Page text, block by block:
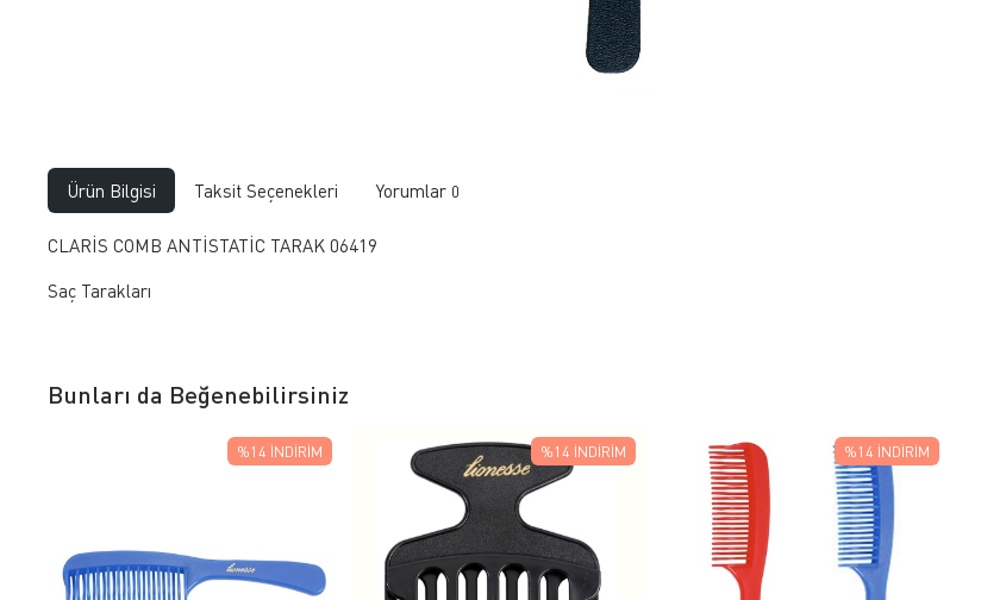
Ürün Bilgisi Taksit Seçenekleri Yorumlar 0
CLARİS COMB ANTİSTATİC TARAK 06419
​Saç Tarakları
Bunları da Beğenebilirsiniz
%14 İNDIRIM %14 İNDIRIM %14 İNDIRIM